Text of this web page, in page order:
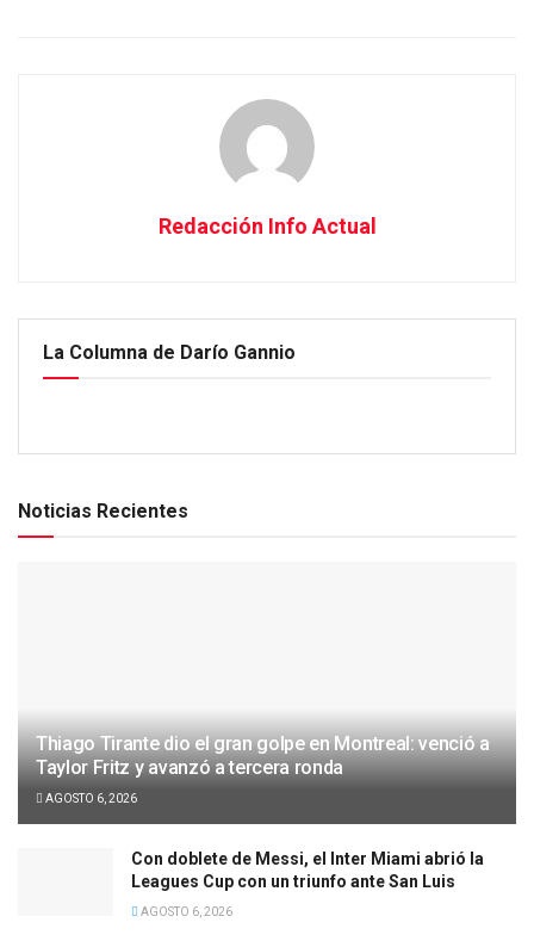
Redacción Info Actual
La Columna de Darío Gannio
Noticias Recientes
Thiago Tirante dio el gran golpe en Montreal: venció a
Taylor Fritz y avanzó a tercera ronda
AGOSTO 6, 2026
Con doblete de Messi, el Inter Miami abrió la
Leagues Cup con un triunfo ante San Luis
AGOSTO 6, 2026